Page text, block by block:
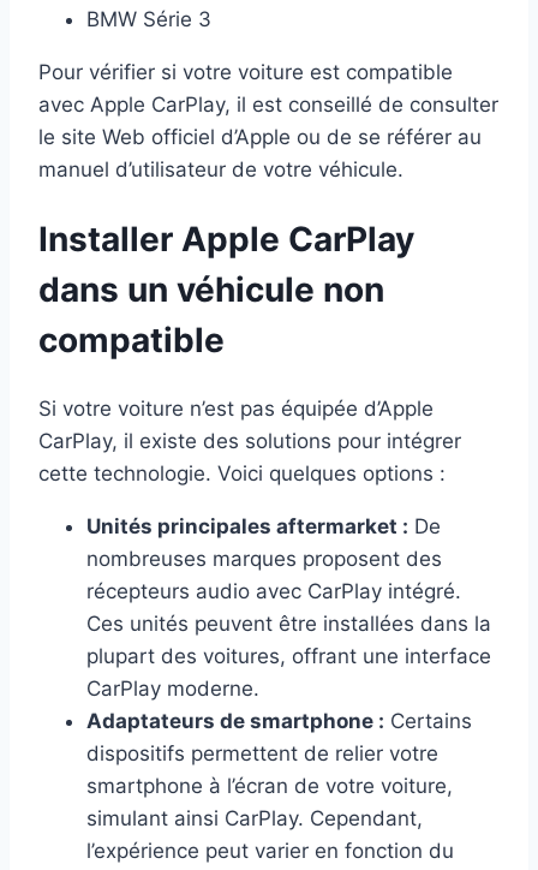
BMW Série 3
Pour vérifier si votre voiture est compatible
avec Apple CarPlay, il est conseillé de consulter
le site Web officiel d’Apple ou de se référer au
manuel d’utilisateur de votre véhicule.
Installer Apple CarPlay
dans un véhicule non
compatible
Si votre voiture n’est pas équipée d’Apple
CarPlay, il existe des solutions pour intégrer
cette technologie. Voici quelques options :
Unités principales aftermarket : De
nombreuses marques proposent des
récepteurs audio avec CarPlay intégré.
Ces unités peuvent être installées dans la
plupart des voitures, offrant une interface
CarPlay moderne.
Adaptateurs de smartphone : Certains
dispositifs permettent de relier votre
smartphone à l’écran de votre voiture,
simulant ainsi CarPlay. Cependant,
l’expérience peut varier en fonction du